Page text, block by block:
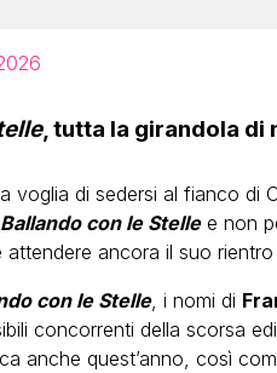
, tutta la girandola di
voglia di sedersi al fianco di
Ballando con le Stellee non
ancora il suo rientro
con le Stelle, i nomi di
concorrenti della scorsa
anche quest’anno, così